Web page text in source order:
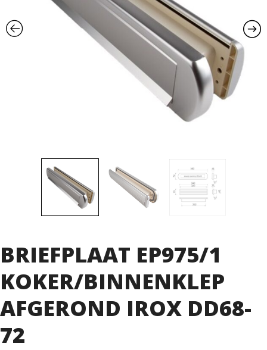
BRIEFPLAAT EP975/1
KOKER/BINNENKLEP
AFGEROND IROX DD68-
72